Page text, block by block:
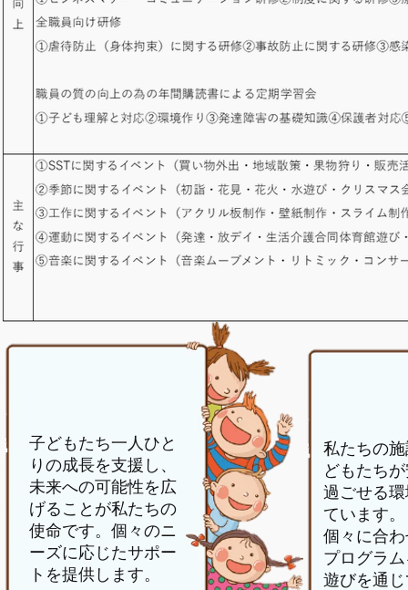
子どもたち一人ひと
りの成長を支援し、
未来への可能性を広
げることが私たちの
使命です。個々のニ
ーズに応じたサポー
トを提供します。
私たちの
どもたち
過ごせる
ています。
個々に合
プログラ
遊びを通